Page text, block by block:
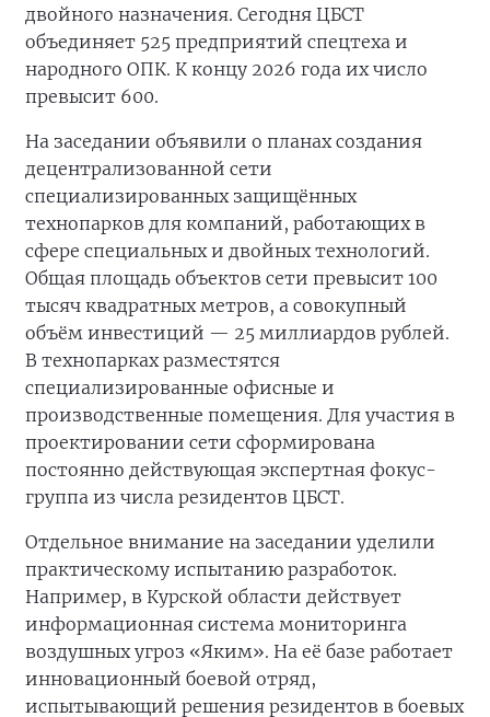
двойного назначения. Сегодня ЦБСТ
объединяет 525 предприятий спецтеха и
народного ОПК. К концу 2026 года их число
превысит 600.
На заседании объявили о планах создания
децентрализованной сети
специализированных защищённых
технопарков для компаний, работающих в
сфере специальных и двойных технологий.
Общая площадь объектов сети превысит 100
тысяч квадратных метров, а совокупный
объём инвестиций — 25 миллиардов рублей.
В технопарках разместятся
специализированные офисные и
производственные помещения. Для участия в
проектировании сети сформирована
постоянно действующая экспертная фокус-
группа из числа резидентов ЦБСТ.
Отдельное внимание на заседании уделили
практическому испытанию разработок.
Например, в Курской области действует
информационная система мониторинга
воздушных угроз «Яким». На её базе работает
инновационный боевой отряд,
испытывающий решения резидентов в боевых